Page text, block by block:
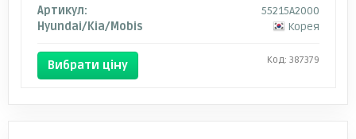
Артикул:
55215A2000
Hyundai/Kia/Mobis
Корея
Вибрати ціну Код: 387379